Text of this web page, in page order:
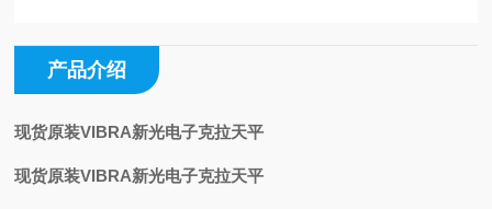
产品介绍
现货原装VIBRA新光电子克拉天平
现货原装VIBRA新光电子克拉天平